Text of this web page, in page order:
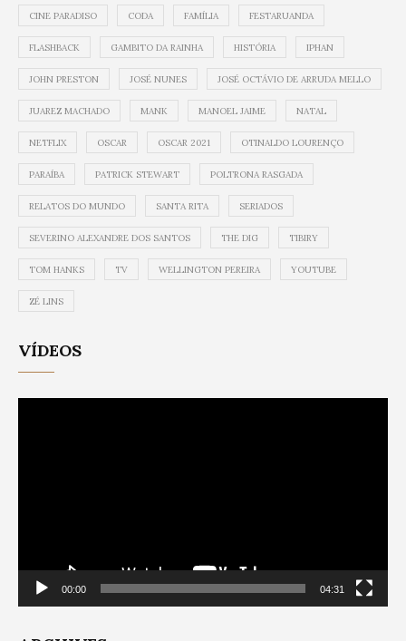
CINE PARADISO CODA FAMÍLIA FESTARUANDA
FLASHBACK GAMBITO DA RAINHA HISTÓRIA IPHAN
JOHN PRESTON JOSÉ NUNES JOSÉ OCTÁVIO DE ARRUDA MELLO
JUAREZ MACHADO MANK MANOEL JAIME NATAL
NETFLIX OSCAR OSCAR 2021 OTINALDO LOURENÇO
PARAÍBA PATRICK STEWART POLTRONA RASGADA
RELATOS DO MUNDO SANTA RITA SERIADOS
SEVERINO ALEXANDRE DOS SANTOS THE DIG TIBIRY
TOM HANKS TV WELLINGTON PEREIRA YOUTUBE
ZÉ LINS
VÍDEOS
00:00 04:31